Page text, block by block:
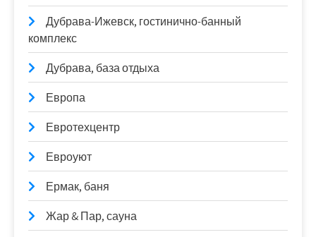
Дубрава-Ижевск, гостинично-банный
комплекс
Дубрава, база отдыха
Европа
Евротехцентр
Евроуют
Ермак, баня
Жар & Пар, сауна